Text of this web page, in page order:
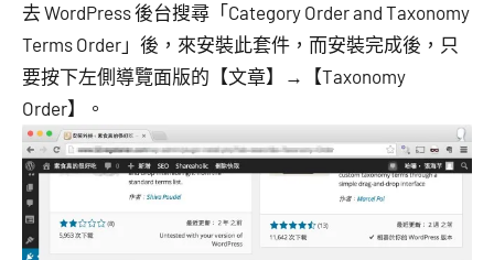
去 WordPress 後台搜尋「Category Order and Taxonomy
Terms Order」後，來安裝此套件，而安裝完成後，只
要按下左側導覽面版的【文章】→【Taxonomy
Order】。